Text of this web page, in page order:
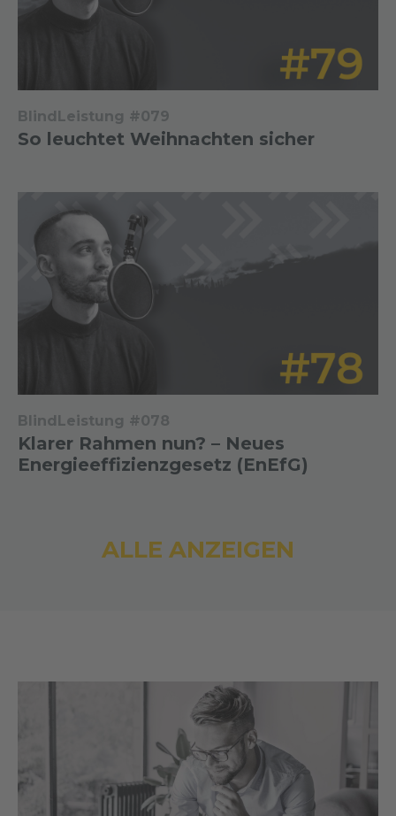
BlindLeistung #079
So leuchtet Weihnachten sicher
BlindLeistung #078
Klarer Rahmen nun? – Neues
Energieeffizienzgesetz (EnEfG)
ALLE ANZEIGEN